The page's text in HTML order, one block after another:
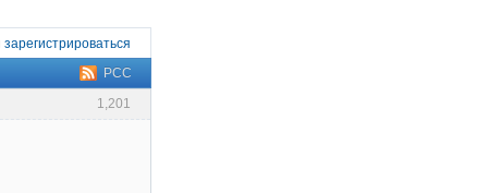
зарегистрироваться
РСС
1,201